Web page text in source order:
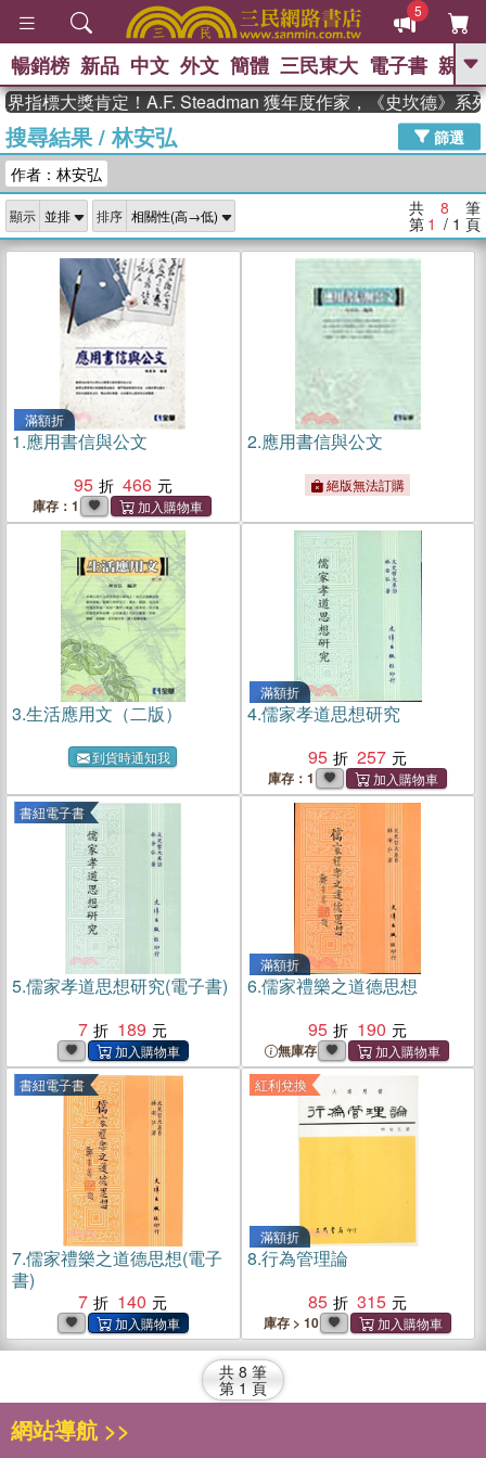
5
GO
高希均教授回憶錄
、 The Odyssey 、 父親節 、 如果歷
獎 臺灣漫遊錄 、 方念華 、 台灣的李
登輝時代
數學女孩：黎曼猜想 、
偉大的迷走神經
暢銷榜 新品 中文 外文 簡體 三民東大 電子書 親子
指標大獎肯定！A.F. Steadman 獲年度作家，《史坎德》系列
搜尋結果/林安弘
篩選
作者：林安弘
顯示 排序 共 8 筆
第 1 / 1 頁
滿額折
1.應用書信與公文
95
466
庫存：1
2.應用書信與公文
絕版無法訂購
3.生活應用文（二版）
到貨時通知我
滿額折
4.儒家孝道思想研究
95
257
庫存：1
書紐電子書
5.儒家孝道思想研究(電子書)
7
189
滿額折
6.儒家禮樂之道德思想
95
190
無庫存
書紐電子書
7.儒家禮樂之道德思想(電子
書)
7
140
紅利兌換
滿額折
8.行為管理論
85
315
庫存 > 10
共 8 筆
第 1 頁
網站導航 >>